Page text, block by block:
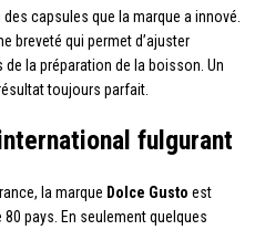
capsules que la marque a innové.
breveté qui permet d’ajuster
la préparation de la boisson. Un
toujours parfait.
fulgurant
la marque Dolce Gusto est
pays. En seulement quelques